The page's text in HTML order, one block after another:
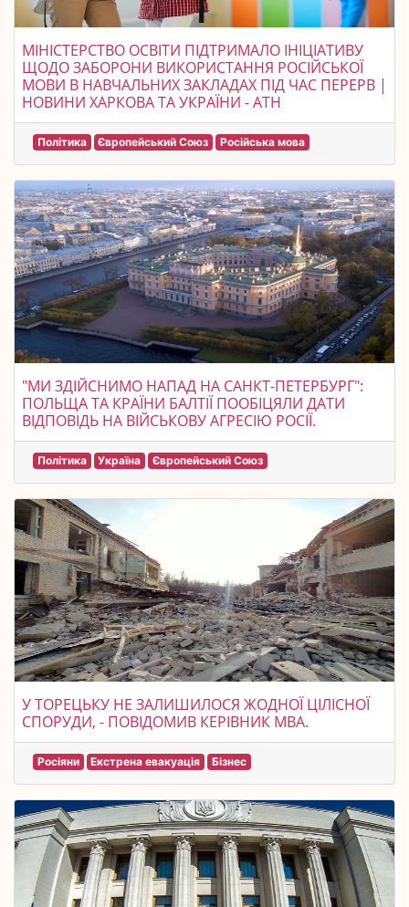
МІНІСТЕРСТВО ОСВІТИ ПІДТРИМАЛО ІНІЦІАТИВУ
ЩОДО ЗАБОРОНИ ВИКОРИСТАННЯ РОСІЙСЬКОЇ
МОВИ В НАВЧАЛЬНИХ ЗАКЛАДАХ ПІД ЧАС ПЕРЕРВ |
НОВИНИ ХАРКОВА ТА УКРАЇНИ - АТН
Політика Європейський Союз Російська мова
"МИ ЗДІЙСНИМО НАПАД НА САНКТ-ПЕТЕРБУРГ":
ПОЛЬЩА ТА КРАЇНИ БАЛТІЇ ПООБІЦЯЛИ ДАТИ
ВІДПОВІДЬ НА ВІЙСЬКОВУ АГРЕСІЮ РОСІЇ.
Політика Україна Європейський Союз
У ТОРЕЦЬКУ НЕ ЗАЛИШИЛОСЯ ЖОДНОЇ ЦІЛІСНОЇ
СПОРУДИ, - ПОВІДОМИВ КЕРІВНИК МВА.
Росіяни Екстрена евакуація Бізнес